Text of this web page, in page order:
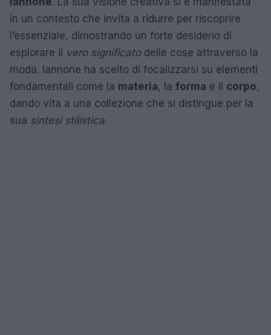
in un contesto che invita a ridurre per riscoprire
l’essenziale, dimostrando un forte desiderio di
esplorare il vero significatodelle cose attraverso la
moda. Iannone ha scelto di focalizzarsi su elementi
fondamentali come la materia, la forma e il corpo,
dando vita a una collezione che si distingue per la
sua sintesi stilistica.